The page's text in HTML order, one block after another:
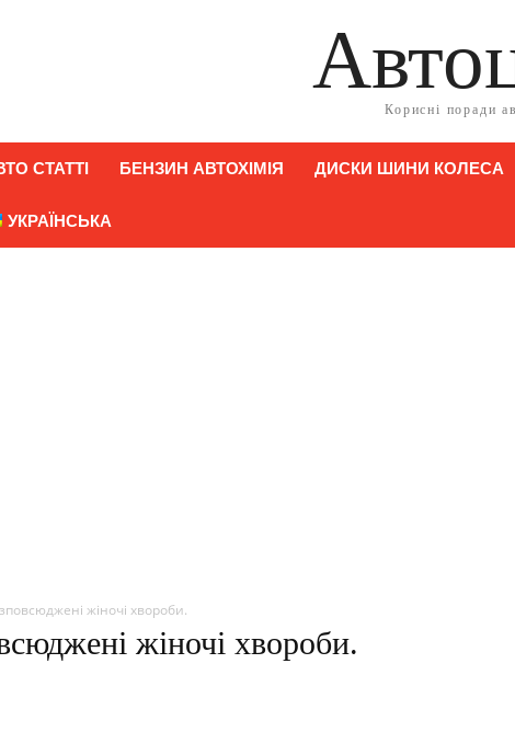
Корисні поради
СТАТТІ БЕНЗИН АВТОХІМІЯ ДИСКИ ШИНИ КОЛЕСА
УКРАЇНСЬКА
жіночі хвороби.
жіночі хвороби.